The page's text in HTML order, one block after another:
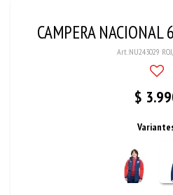
CAMPERA NACIONAL
NU243029
$